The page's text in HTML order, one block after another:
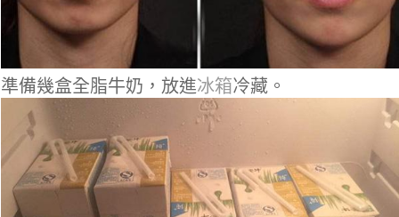
準備幾盒全脂牛奶，放進冰箱冷藏。